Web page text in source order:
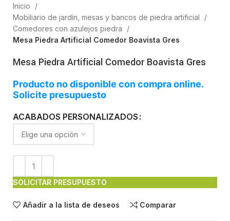
Inicio
Mobiliario de jardín, mesas y bancos de piedra artificial
Comedores con azulejos piedra
Mesa Piedra Artificial Comedor Boavista Gres
Mesa Piedra Artificial Comedor Boavista Gres
Producto no disponible con compra online.
Solicite presupuesto
ACABADOS PERSONALIZADOS
SOLICITAR PRESUPUESTO
Añadir a la lista de deseos Comparar